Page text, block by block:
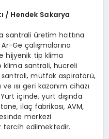
/ Hendek Sakarya
santrali üretim hattına
Ge çalışmalarına
hijyenik tip klima
klima santrali, hücreli
mutfak aspiratörü,
ısı geri kazanım cihazı
içinde, yurt dışında
ilaç fabrikası, AVM,
merkezi
tercih edilmektedir.